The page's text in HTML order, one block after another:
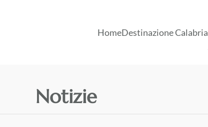
HomeDestinazione Calabria
Notizie